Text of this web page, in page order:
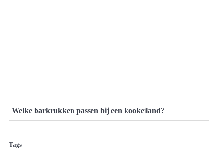
Welke barkrukken passen bij een kookeiland?
Tags